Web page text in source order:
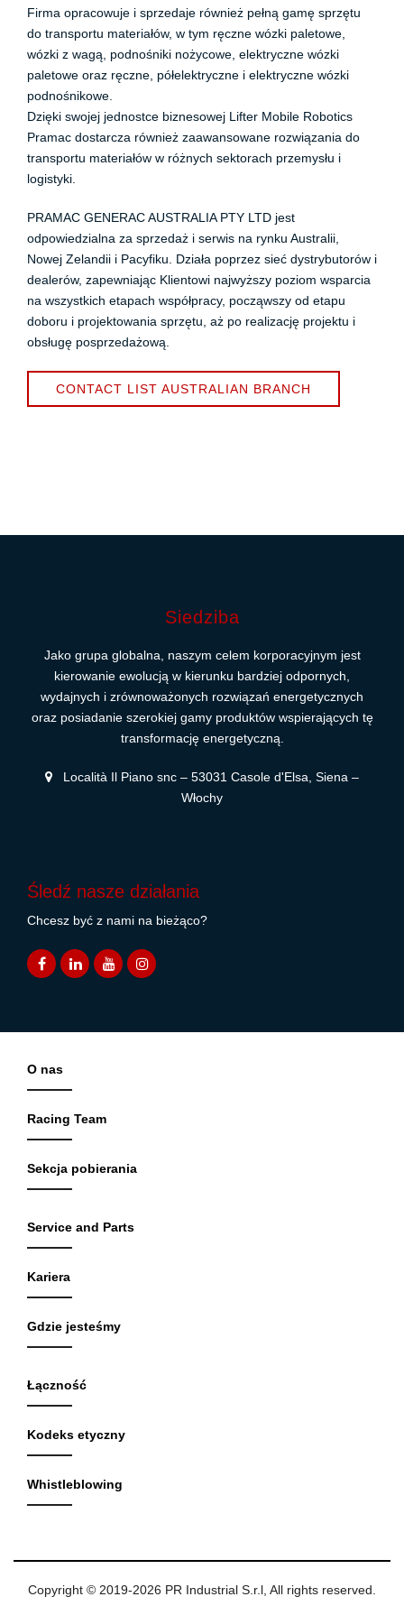
Firma opracowuje i sprzedaje również pełną gamę sprzętu
do transportu materiałów, w tym ręczne wózki paletowe,
wózki z wagą, podnośniki nożycowe, elektryczne wózki
paletowe oraz ręczne, półelektryczne i elektryczne wózki
podnośnikowe.
Dzięki swojej jednostce biznesowej Lifter Mobile Robotics
Pramac dostarcza również zaawansowane rozwiązania do
transportu materiałów w różnych sektorach przemysłu i
logistyki.
PRAMAC GENERAC AUSTRALIA PTY LTD jest
odpowiedzialna za sprzedaż i serwis na rynku Australii,
Nowej Zelandii i Pacyfiku. Działa poprzez sieć dystrybutorów i
dealerów, zapewniając Klientowi najwyższy poziom wsparcia
na wszystkich etapach współpracy, począwszy od etapu
doboru i projektowania sprzętu, aż po realizację projektu i
obsługę posprzedażową.
CONTACT LIST AUSTRALIAN BRANCH
Siedziba
Jako grupa globalna, naszym celem korporacyjnym jest
kierowanie ewolucją w kierunku bardziej odpornych,
wydajnych i zrównoważonych rozwiązań energetycznych
oraz posiadanie szerokiej gamy produktów wspierających tę
transformację energetyczną.
Località Il Piano snc – 53031 Casole d'Elsa, Siena –
Włochy
Śledź nasze działania
Chcesz być z nami na bieżąco?
O nas
Racing Team
Sekcja pobierania
Service and Parts
Kariera
Gdzie jesteśmy
Łączność
Kodeks etyczny
Whistleblowing
Copyright © 2019-2026 PR Industrial S.r.l, All rights reserved.